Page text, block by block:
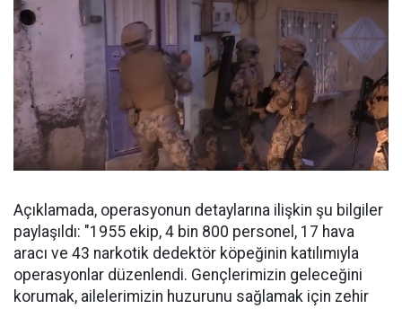
Açıklamada, operasyonun detaylarına ilişkin şu bilgiler
paylaşıldı: "1955 ekip, 4 bin 800 personel, 17 hava
aracı ve 43 narkotik dedektör köpeğinin katılımıyla
operasyonlar düzenlendi. Gençlerimizin geleceğini
korumak, ailelerimizin huzurunu sağlamak için zehir